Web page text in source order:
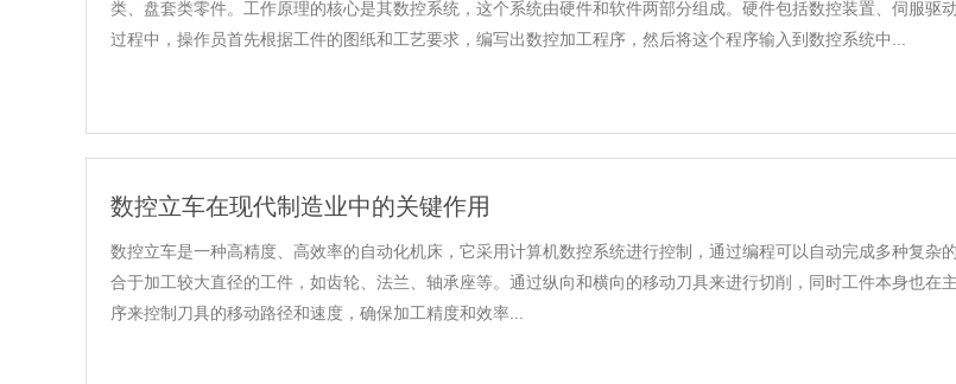
类、盘套类零件。工作原理的核心是其数控系统，这个系统由硬件和软件两部分组成。硬件包括数控装置、伺服
过程中，操作员首先根据工件的图纸和工艺要求，编写出数控加工程序，然后将这个程序输入到数控系统中...
数控立车在现代制造业中的关键作用
数控立车是一种高精度、高效率的自动化机床，它采用计算机数控系统进行控制，通过编程可以自动完成多种复杂
合于加工较大直径的工件，如齿轮、法兰、轴承座等。通过纵向和横向的移动刀具来进行切削，同时工件本身也
序来控制刀具的移动路径和速度，确保加工精度和效率...